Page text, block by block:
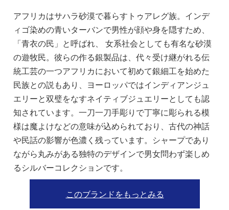
アフリカはサハラ砂漠で暮らすトゥアレグ族。インデ
ィゴ染めの青いターバンで男性が顔や身を隠すため、
「青衣の民」と呼ばれ、 女系社会としても有名な砂漠
の遊牧民。彼らの作る銀製品は、代々受け継がれる伝
統工芸の一つアフリカにおいて初めて銀細工を始めた
民族との説もあり、ヨーロッパではインディアンジュ
エリーと双璧をなすネイティブジュエリーとしても認
知されています。一刀一刀手彫りで丁寧に彫られる模
様は魔よけなどの意味が込められており、古代の神話
や民話の影響が色濃く残っています。シャープであり
ながら丸みがある独特のデザインで男女問わず楽しめ
るシルバーコレクションです。
このブランドをもっとみる